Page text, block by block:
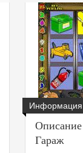
Информация
Описание
Гараж